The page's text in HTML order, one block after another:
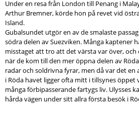
Under en resa från London till Penang i
Arthur Bremner, körde hon på revet vid
Island.
Gubalsundet utgör en av de smalaste
södra delen av Suezviken. Många kaptener
misstaget att tro att det värsta var över,
när de kom till den mer öppna delen av
radar och soldrivna fyrar, men då var det en
i Röda havet ligger ofta mitt i tillsynes
många förbipasserande fartygs liv. Ulysses
hårda vägen under sitt allra första besök i